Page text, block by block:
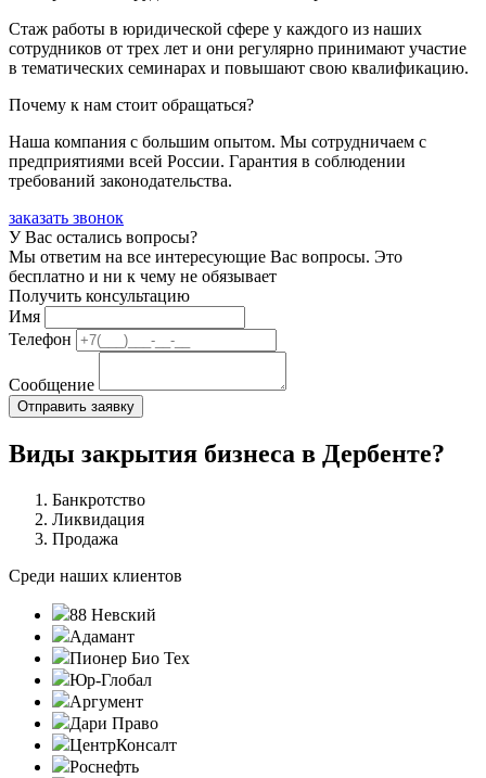
Стаж работы в юридической сфере у каждого из наших
сотрудников от трех лет и они регулярно принимают участие
в тематических семинарах и повышают свою квалификацию.
Почему к нам стоит обращаться?
Наша компания с большим опытом. Мы сотрудничаем с
предприятиями всей России. Гарантия в соблюдении
требований законодательства.
заказать звонок
У Вас остались вопросы?
Мы ответим на все интересующие Вас вопросы. Это
бесплатно и ни к чему не обязывает
Получить консультацию
Имя
Телефон
Сообщение
Виды закрытия бизнеса в Дербенте?
Банкротство
Ликвидация
Продажа
Среди наших клиентов
88 Невский
Адамант
Пионер Био Тех
Юр-Глобал
Аргумент
Дари Право
ЦентрКонсалт
Роснефть